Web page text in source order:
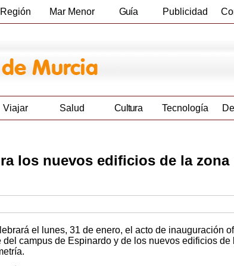
Región Mar Menor Guía Publicidad
Viajar Salud Cultura Tecnología
los nuevos edificios de la zona
el lunes, 31 de enero, el acto de inauguración
campus de Espinardo y de los nuevos edificios de